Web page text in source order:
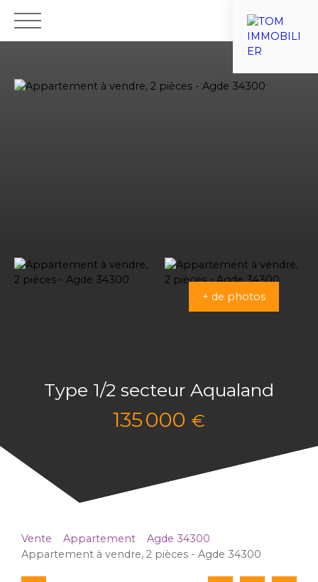
+ de photos
Type 1/2 secteur Aqualand
135 000 €
Vente Appartement
Agde 34300
Appartement à vendre, 2 pièces - Agde 34300